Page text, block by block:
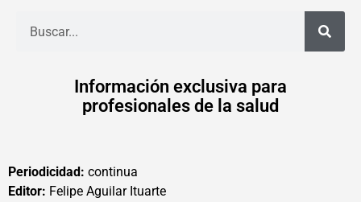
Información exclusiva para
profesionales de la salud
Periodicidad: continua
Editor: Felipe Aguilar Ituarte